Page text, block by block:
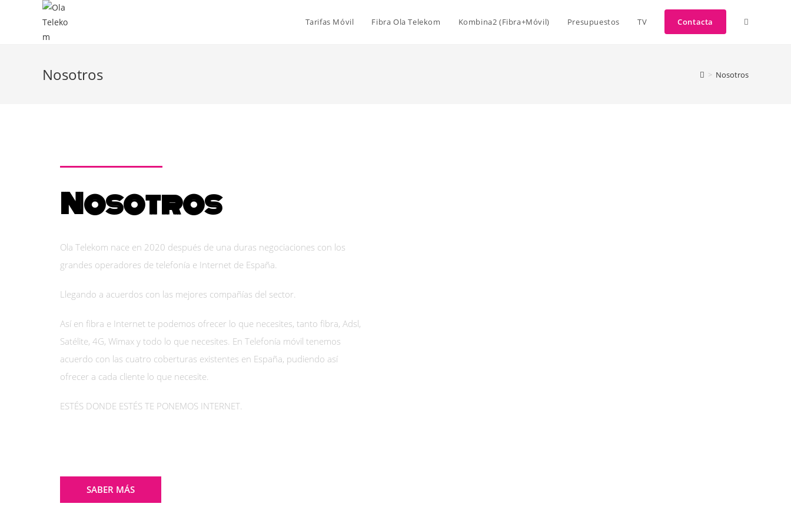
Tarifas Móvil Fibra Ola Telekom Kombina2 (Fibra+Móvil) Presupuestos TV Contacta
Nosotros > Nosotros
Nosotros
Ola Telekom nace en 2020 después de una duras negociaciones con los
grandes operadores de telefonía e Internet de España.
Llegando a acuerdos con las mejores compañías del sector.
Así en fibra e Internet te podemos ofrecer lo que necesites, tanto fibra, Adsl,
Satélite, 4G, Wimax y todo lo que necesites. En Telefonía móvil tenemos
acuerdo con las cuatro coberturas existentes en España, pudiendo así
ofrecer a cada cliente lo que necesite.
ESTÉS DONDE ESTÉS TE PONEMOS INTERNET.
SABER MÁS